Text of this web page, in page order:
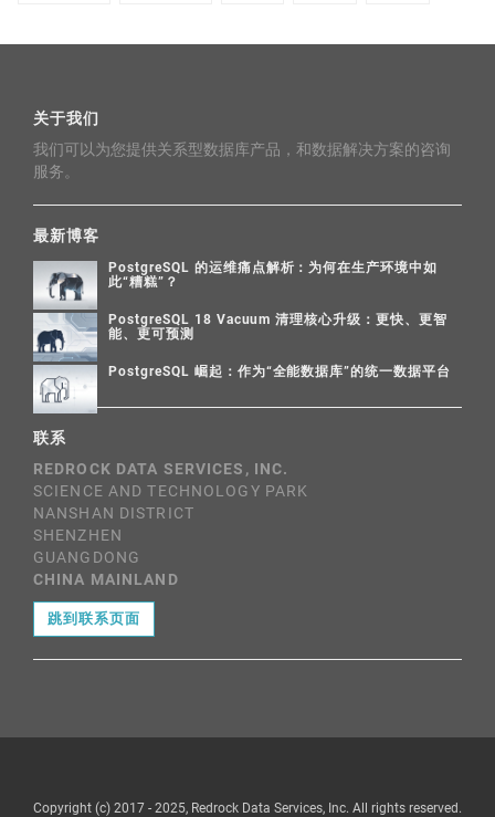
关于我们
我们可以为您提供关系型数据库产品，和数据解决方案的咨询
服务。
最新博客
PostgreSQL 的运维痛点解析：为何在生产环境中如
此“糟糕”？
PostgreSQL 18 Vacuum 清理核心升级：更快、更智
能、更可预测
PostgreSQL 崛起：作为“全能数据库”的统一数据平台
联系
REDROCK DATA SERVICES, INC.
SCIENCE AND TECHNOLOGY PARK
NANSHAN DISTRICT
SHENZHEN
GUANGDONG
CHINA MAINLAND
跳到联系页面
Copyright (c) 2017 - 2025, Redrock Data Services, Inc. All rights reserved.